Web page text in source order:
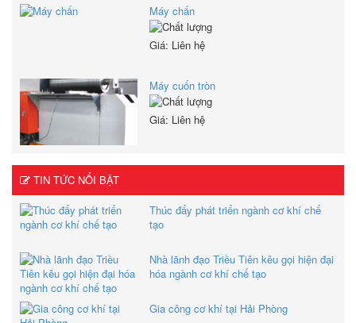
Máy chấn
Giá: Liên hệ
Máy cuốn tròn
Giá: Liên hệ
TIN TỨC NỔI BẬT
Thúc đẩy phát triển ngành cơ khí chế
tạo
Nhà lãnh đạo Triều Tiên kêu gọi hiện đại
hóa ngành cơ khí chế tạo
Gia công cơ khí tại Hải Phòng